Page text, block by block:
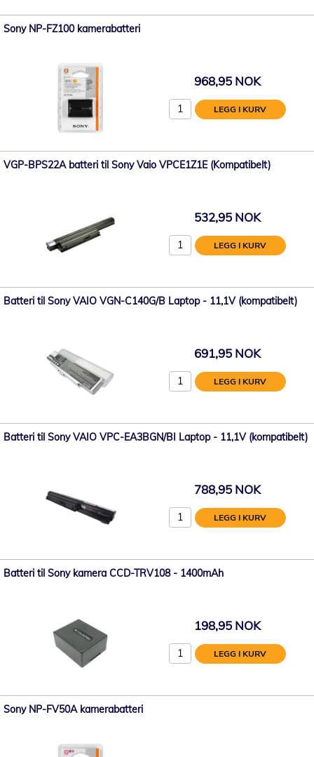
Sony NP-FZ100 kamerabatteri
968,95 NOK
LEGG I KURV
VGP-BPS22A batteri til Sony Vaio VPCE1Z1E (Kompatibelt)
532,95 NOK
LEGG I KURV
Batteri til Sony VAIO VGN-C140G/B Laptop - 11,1V (kompatibelt)
691,95 NOK
LEGG I KURV
Batteri til Sony VAIO VPC-EA3BGN/BI Laptop - 11,1V (kompatibelt)
788,95 NOK
LEGG I KURV
Batteri til Sony kamera CCD-TRV108 - 1400mAh
198,95 NOK
LEGG I KURV
Sony NP-FV50A kamerabatteri